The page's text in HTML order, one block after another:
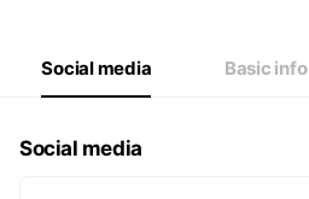
10: - 18:
定休日：月曜日・火曜日・祝日
Social media Basic info
Social media